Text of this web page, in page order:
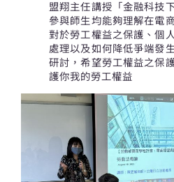
盟翔主任講授「金融科技
參與師生均能夠理解在電
對於勞工權益之保護、個
處理以及如何降低爭端發
研討，希望勞工權益之保
護你我的勞工權益